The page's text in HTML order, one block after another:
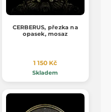
CERBERUS, přezka na
opasek, mosaz
1 150 Kč
Skladem